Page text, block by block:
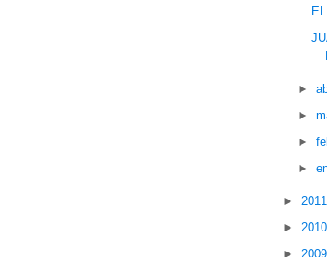
►
►
►
►
►
►
►